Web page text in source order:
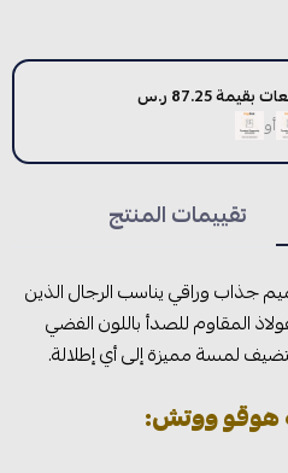
أو
تقييمات المنتج
جذاب وراقي يناسب الرجال الذين
المقاوم للصدأ باللون الفضي
لمسة مميزة إلى أي إطلالة.
هوقو ووتش: